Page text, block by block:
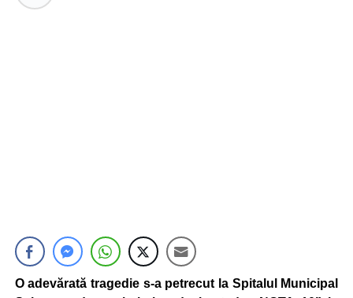
O adevărată tragedie s-a petrecut la Spitalul Municipal